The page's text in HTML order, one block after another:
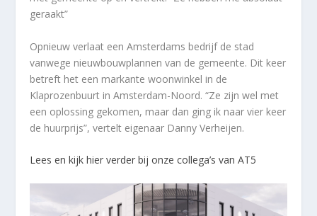
geraakt”
Opnieuw verlaat een Amsterdams bedrijf de stad
vanwege nieuwbouwplannen van de gemeente. Dit keer
betreft het een markante woonwinkel in de
Klaprozenbuurt in Amsterdam-Noord. “Ze zijn wel met
een oplossing gekomen, maar dan ging ik naar vier keer
de huurprijs”, vertelt eigenaar Danny Verheijen.
Lees en kijk hier verder bij onze collega’s van AT5